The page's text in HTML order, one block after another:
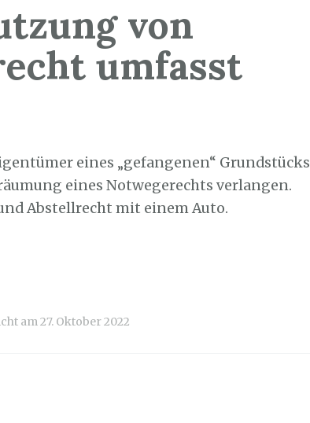
von
umfasst
eines „gefangenen“ Grundstücks
eines Notwegerechts verlangen.
Abstellrecht mit einem Auto.
am27. Oktober 2022